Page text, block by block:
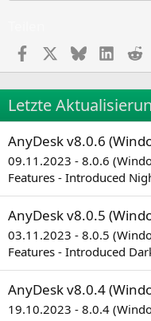
Facebook Bluesky
Letzte
AnyDesk v8.0.6
09.11.2023 - 8.0.6
Features - Introduced
AnyDesk v8.0.5
03.11.2023 - 8.0.5
Features - Introduced
AnyDesk v8.0.4
19.10.2023 - 8.0.4